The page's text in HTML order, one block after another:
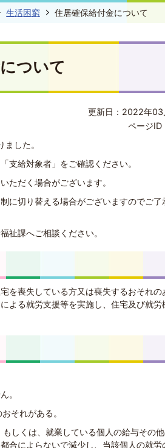
生活困窮 住居確保給付金について
ついて
更新日：2022年03
ページ
した。
支給対象者」をご確認ください。
ただく場合がございます。
に切り替える場合がございますのでご了
祉課へご相談ください。
を喪失している方又は喪失するおそれの
よる就労支援等を実施し、住宅及び就労
。
それがある。
しくは、就業している個人の給与その
合によらないで減少し、当該個人の就労